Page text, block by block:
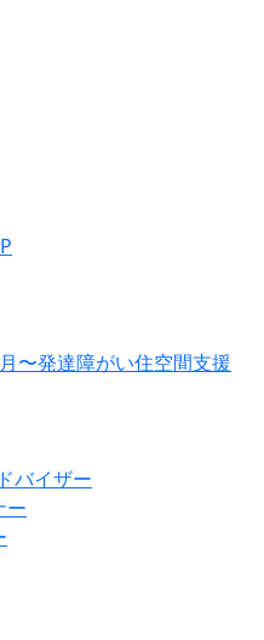
〜発達障がい住空間支援
バイザー
ー